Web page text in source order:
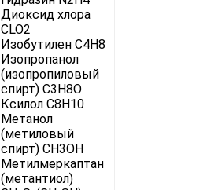
Диоксид хлора
CLO2
Изобутилен C4H8
Изопропанол
(изопропиловый
спирт) C3H8O
Ксилол C8H10
Метанол
(метиловый
спирт) CH3OH
Метилмеркаптан
(метантиол)